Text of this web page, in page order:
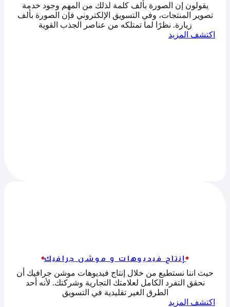
يقولون إن الصورة بألف كلمة لذلك من المهم وجود خدمة
تصوير المنتجات، وفي التسويق الإلكتروني فإن الصورة بألف
زيارة. نظرًا لما تمتلكه من عناصر الجذب القوية
اكتشف المزيد
إنتاج فيديوهات و موشن جرافيك
حيث اننا نستطيع من خلال إنتاج فيديوهات موشن جرافيك أن
نحقق التفرد الكامل لعلامتك التجارية وشركتك. لأنه أحد
الطرق الغير تقليدية في التسويق
اكتشف المزيد